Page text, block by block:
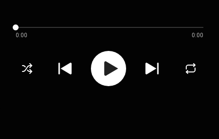
0:00 0:00